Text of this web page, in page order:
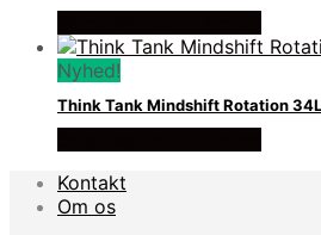
Nyhed!
Think Tank Mindshift Rotation
Kontakt
Om os